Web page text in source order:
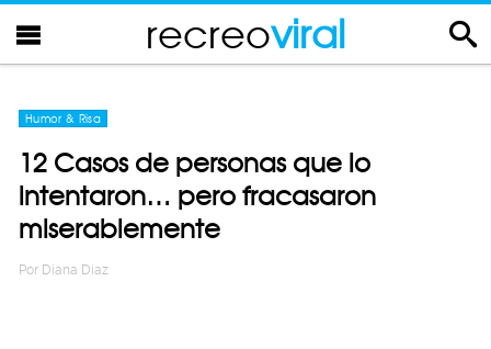
recreoviral
Humor & Risa
12 Casos de personas que lo
intentaron… pero fracasaron
miserablemente
Por Diana Diaz